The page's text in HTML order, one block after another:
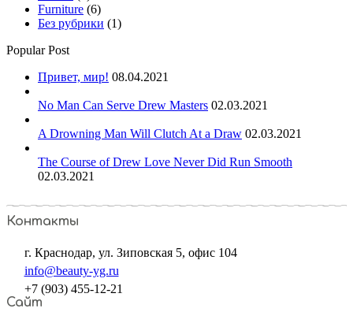
Furniture (6)
Без рубрики (1)
Popular Post
Привет, мир! 08.04.2021
No Man Can Serve Drew Masters 02.03.2021
A Drowning Man Will Clutch At a Draw 02.03.2021
The Course of Drew Love Never Did Run Smooth
02.03.2021
Контакты
г. Краснодар, ул. Зиповская 5, офис 104
info@beauty-yg.ru
+7 (903) 455-12-21
Сайт